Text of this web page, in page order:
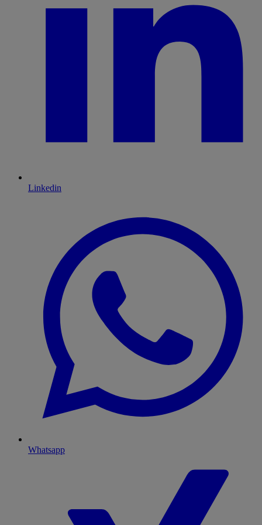
Linkedin
Whatsapp